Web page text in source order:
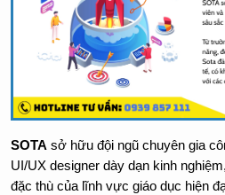
SOTA sở hữu đội ngũ chuyên gia
UI/UX designer dày dạn kinh
đặc thù của lĩnh vực giáo dục hiện